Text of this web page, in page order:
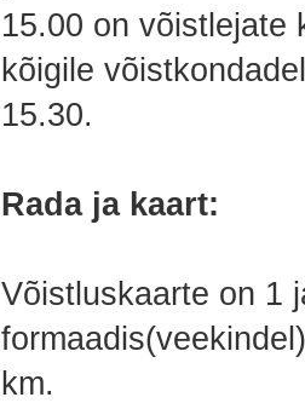
15.00 on võistlejate
kõigile
15.30.
Rada ja kaart:
Võistluskaarte on 1
km.